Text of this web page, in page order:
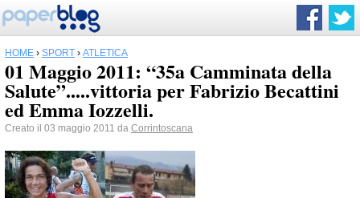
HOME › SPORT › ATLETICA
01 Maggio 2011: “35a Camminata della
Salute”.....vittoria per Fabrizio Becattini
ed Emma Iozzelli.
Creato il 03 maggio 2011 da Corrintoscana